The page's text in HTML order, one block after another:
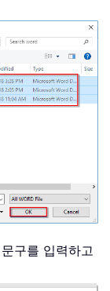
(
1
.Open
(j)).
.
.Text
= True
= False
구를 입력하고